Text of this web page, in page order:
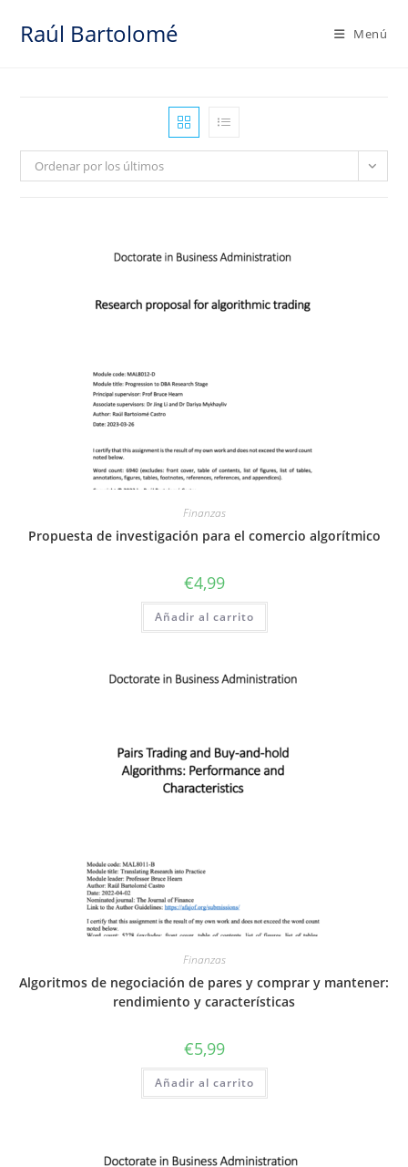
Raúl Bartolomé Menú
Ordenar por los últimos
Finanzas
Propuesta de investigación para el comercio algorítmico
€4,99
Añadir al carrito
Finanzas
Algoritmos de negociación de pares y comprar y mantener:
rendimiento y características
€5,99
Añadir al carrito